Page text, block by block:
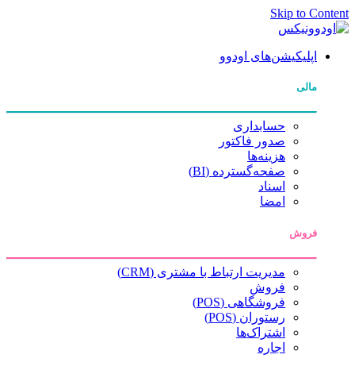
Skip to Content
اپلیکیشن‌های اودوو
مالی
حسابداری
صدور فاکتور
هزینه‌ها
صفحه‌گسترده (BI)
اسناد
امضا
فروش
مدیریت ارتباط با مشتری (CRM)
فروش
فروشگاهی (POS)
رستوران (POS)
اشتراک‌ها
اجاره